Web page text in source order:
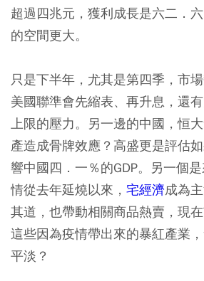
超過四兆元，獲利成長是六二．
的空間更大。
只是下半年，尤其是第四季，市
美國聯準會先縮表、再升息，還
上限的壓力。另一邊的中國，恒
產造成骨牌效應？高盛更是評估
響中國四．一％的GDP。另一個
情從去年延燒以來， 宅經濟成為
其道，也帶動相關商品熱賣，現
這些因為疫情帶出來的暴紅產業
平淡？